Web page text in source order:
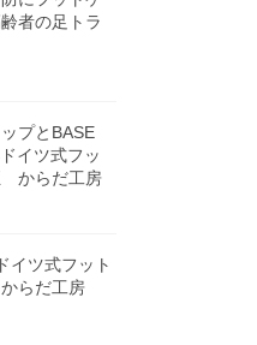
者の足トラ
プとBASE
イツ式フッ
からだ工房
イツ式フット
らだ工房